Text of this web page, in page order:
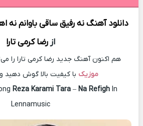
دانلود آهنگنه رفیق ساقی باوانم نه
ازرضا کرمی تارا
هم اکنون آهنگ جدید رضا کرمی تارا را
موزیک با کیفیت بالا گوش دهید و
Reza Karami Tara– Na RefighIn
Lennamusic